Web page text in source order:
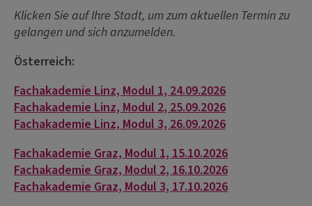
Klicken Sie auf Ihre Stadt, um zum aktuellen Termin zu
gelangen und sich anzumelden.
Österreich:
Fachakademie Linz, Modul 1, 24.09.2026
Fachakademie Linz, Modul 2, 25.09.2026
Fachakademie Linz, Modul 3, 26.09.2026
Fachakademie Graz, Modul 1, 15.10.2026
Fachakademie Graz, Modul 2, 16.10.2026
Fachakademie Graz, Modul 3, 17.10.2026